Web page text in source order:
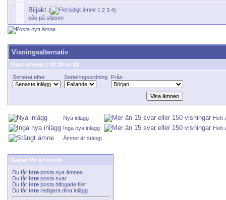
Biljakt ( 1 2 3 4)
sås på slipsen
Visningsalternativ
Visar ämnen 1 till 20 av 28
Sorterat efter Sorteringsordning Från
Nya inlägg
Hett
Inga nya inlägg
Hett
Ämnet är stängt
Regler för att posta
Du får inte posta nya ämnen
Du får inte posta svar
Du får inte posta bifogade filer
Du får inte redigera dina inlägg